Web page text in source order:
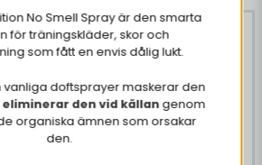
-52%
No Smell Spray är den smarta
för träningskläder, skor och
som fått en envis dålig lukt.
vanliga doftsprayer maskerar den
eliminerar den vid källan genom
organiska ämnen som orsakar
den.